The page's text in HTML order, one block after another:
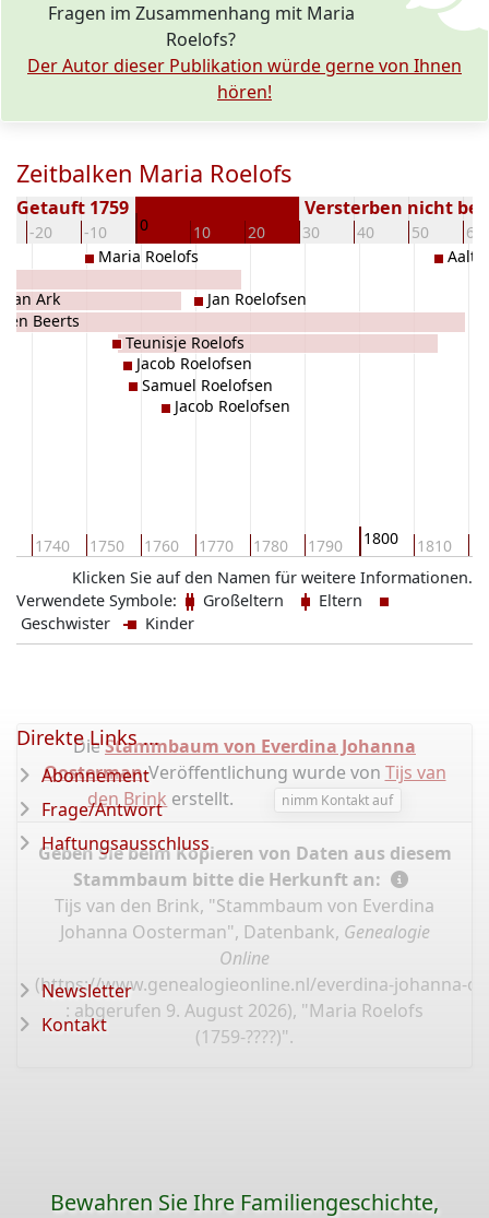
Fragen im Zusammenhang mit Maria
Roelofs?
Der Autor dieser Publikation würde gerne von Ihnen
hören!
Zeitbalken Maria Roelofs
-20 -10 0 10 20 30 40 50 60
Getauft 1759 Versterben nicht
1740 1750 1760 1770 1780 1790 1800 1810
van Ark
Beerts
Maria Roelofs
Teunisje Roelofs
Jacob Roelofsen
Samuel Roelofsen
Jacob Roelofsen
Jan Roelofsen
Klicken Sie auf den Namen für weitere Informationen.
Verwendete Symbole:
Großeltern
Eltern
Geschwister
Kinder
DieStammbaum von Everdina Johanna
Oosterman-Veröffentlichung wurde von Tijs van
den Brink erstellt. nimm Kontakt auf
Geben Sie beim Kopieren von Daten aus diesem
Stammbaum bitte die Herkunft an:
Tijs van den Brink, "Stammbaum von Everdina
Johanna Oosterman", Datenbank, Genealogie
Online
(https://www.genealogieonline.nl/everdina-johanna-
: abgerufen 9. August 2026), "Maria Roelofs
(1759-????)".
Direkte Links ...
Abonnement
Frage/Antwort
Haftungsausschluss
Newsletter
Kontakt
Bewahren Sie Ihre Familiengeschichte,